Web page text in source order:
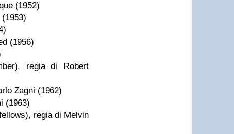
(1952)
(1953)
(1956)
regia di Robert
Zagni (1962)
(1963)
regia di Melvin